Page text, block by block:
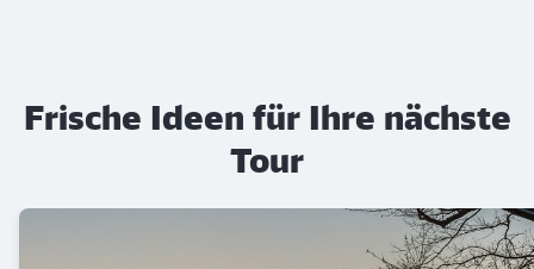
Frische Ideen für Ihre nächste
Tour